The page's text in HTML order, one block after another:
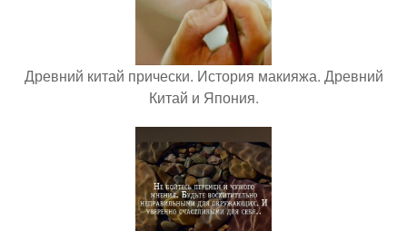
Древний китай прически. История макияжа. Древний
Китай и Япония.